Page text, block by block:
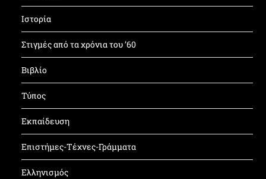
Ιστορία
Στιγμές από τα χρόνια του ’60
Βιβλίο
Τύπος
Εκπαίδευση
Επιστήμες-Τέχνες-Γράμματα
Ελληνισμός